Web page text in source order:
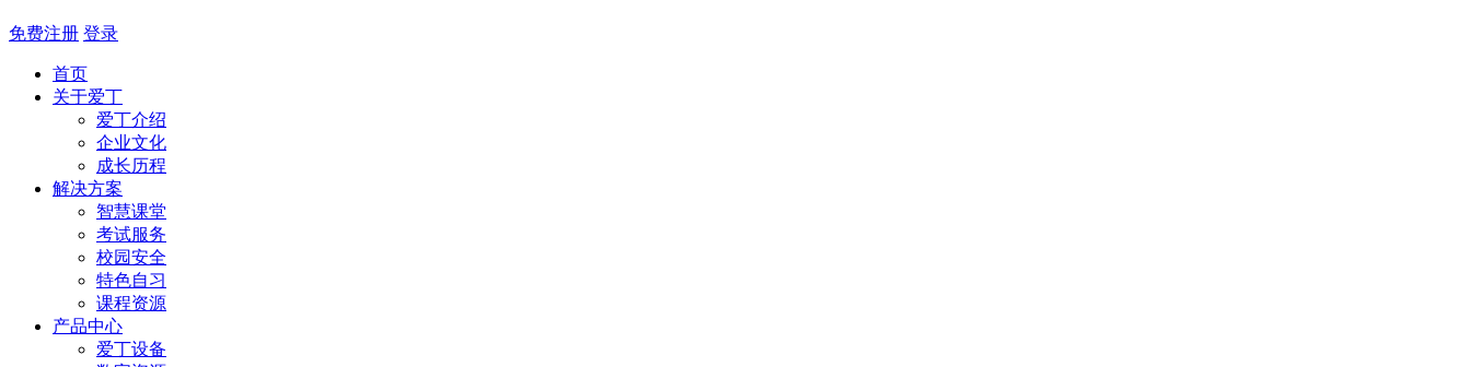
免费注册 登录
首页
关于爱丁
爱丁介绍
企业文化
成长历程
解决方案
智慧课堂
考试服务
校园安全
特色自习
课程资源
产品中心
爱丁设备